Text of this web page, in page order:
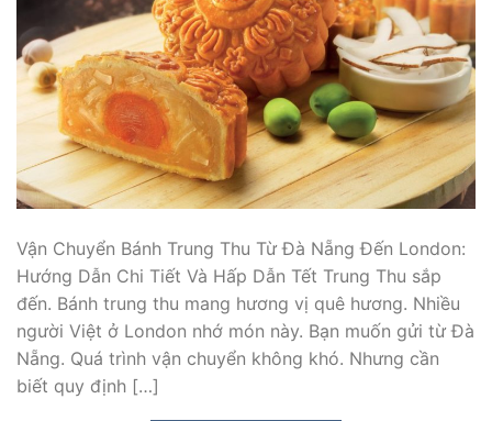
Vận Chuyển Bánh Trung Thu Từ Đà Nẵng Đến London:
Hướng Dẫn Chi Tiết Và Hấp Dẫn Tết Trung Thu sắp
đến. Bánh trung thu mang hương vị quê hương. Nhiều
người Việt ở London nhớ món này. Bạn muốn gửi từ Đà
Nẵng. Quá trình vận chuyển không khó. Nhưng cần
biết quy định […]